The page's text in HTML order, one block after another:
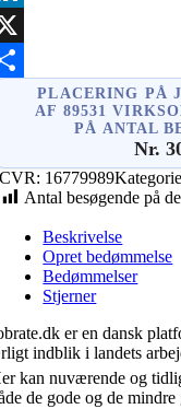
PLACERING PÅ
AF 89531
PÅ ANTAL
Nr.
CVR: 16779989
Antal besøgende på
Beskrivelse
Opret bedømmelse
Bedømmelser
Stjerner
er en dansk
indblik i landets
kan nuværende og
de gode og de